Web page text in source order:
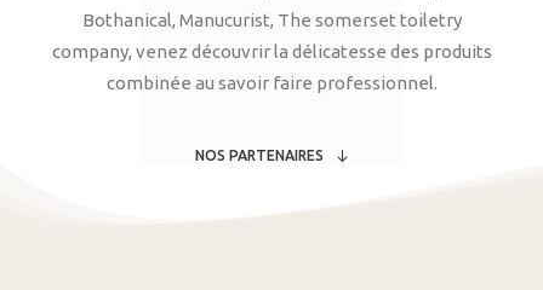
Bothanical, Manucurist, The somerset toiletry
company, venez découvrir la délicatesse des produits
combinée au savoir faire professionnel.
NOS PARTENAIRES